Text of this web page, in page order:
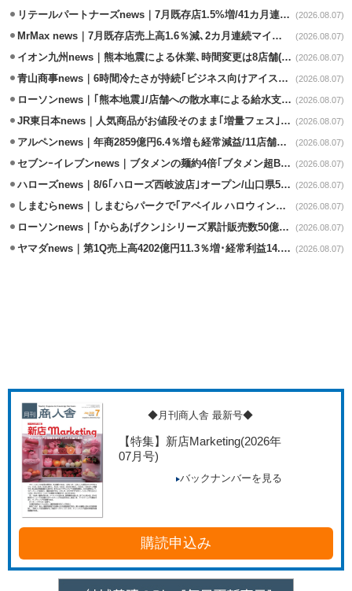
リテールパートナーズnews｜7月既存店1.5%増/41カ月連続増 (2026.08.07)
MrMax news｜7月既存店売上高1.6％減､2カ月連続マイナス (2026.08.07)
イオン九州news｜熊本地震による休業､時間変更は8店舗(8/7時点) (2026.08.07)
青山商事news｜6時間冷たさが持続｢ビジネス向けアイスベスト｣発売 (2026.08.07)
ローソンnews｜｢熊本地震｣/店舗への散水車による給水支援を開始 (2026.08.07)
JR東日本news｜人気商品がお値段そのまま｢増量フェス｣8/18から開催 (2026.08.07)
アルペンnews｜年商2859億円6.4％増も経常減益/11店舗出店､4店閉鎖 (2026.08.07)
セブンｰイレブンnews｜ブタメンの麺約4倍｢ブタメン超BIG｣8/11から限定発売 (2026.08.07)
ハローズnews｜8/6｢ハローズ西岐波店｣オープン/山口県5店舗目 (2026.08.07)
しまむらnews｜しまむらパークで｢アベイル ハロウィンじゅんびフェア｣開催 (2026.08.07)
ローソンnews｜｢からあげクン｣シリーズ累計販売数50億食突破 (2026.08.07)
ヤマダnews｜第1Q売上高4202億円11.3％増･経常利益14.5％増 (2026.08.07)
◆月刊商人舎 最新号◆
【特集】新店Marketing(2026年
07月号)
バックナンバーを見る
購読申込み